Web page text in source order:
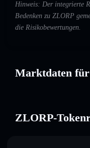
Hinweis: Der integrierte
Bedenken zu ZLORP
die Risikobewertungen.
Marktdaten
ZLORP-